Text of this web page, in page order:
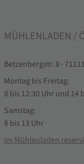
MÜHLENLADEN /
Betzenbergstr. 8 ·
Montag bis Freitag:
8 bis 12:30 Uhr und 14
Samstag:
8 bis 13 Uhr
Im Mühlenladen